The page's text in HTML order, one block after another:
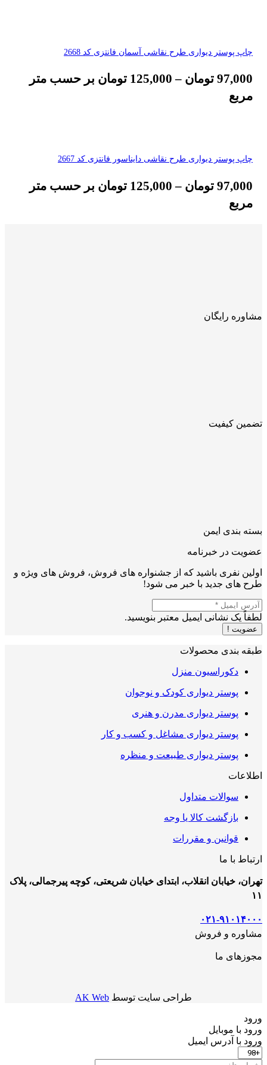
چاپ پوستر دیواری طرح نقاشی آسمان فانتزی کد 2668
97,000 تومان –
125,000 تومان بر حسب متر
مربع
چاپ پوستر دیواری طرح نقاشی دایناسور فانتزی کد 2667
97,000 تومان –
125,000 تومان بر حسب متر
مربع
مشاوره رایگان
تضمین کیفیت
بسته بندی ایمن
عضویت در خبرنامه
اولین نفری باشید که از جشنواره های فروش، فروش های ویژه و
طرح های جدید با خبر می شود!
لطفاً یک نشانی ایمیل معتبر بنویسید.
عضویت !
طبقه بندی محصولات
دکوراسیون منزل
پوستر دیواری کودک و نوجوان
پوستر دیواری مدرن و هنری
پوستر دیواری مشاغل و کسب و کار
پوستر دیواری طبیعت و منظره
اطلاعات
سوالات متداول
بازگشت کالا یا وجه
قوانین و مقررات
ارتباط با ما
تهران، خیابان انقلاب، ابتدای خیابان شریعتی، کوچه پیرجمالی، پلاک
۱۱
۰۲۱-۹۱۰۱۴۰۰۰
مشاوره و فروش
مجوزهای ما
طراحی سایت توسط AK Web
ورود
ورود با موبایل
ورود با ‫آدرس ایمیل